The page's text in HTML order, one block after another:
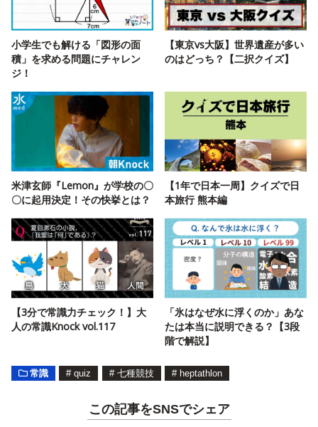
小学生でも解ける「図形の面
積」を求める問題にチャレン
ジ！
【東京vs大阪】世界遺産が多い
のはどっち？【二択クイズ】
米津玄師『Lemon』が学校の〇
〇に起用決定！その快挙とは？
【1年で日本一周】クイズで日
本旅行 熊本編
【3分で常識力チェック！】大
人の常識Knock vol.117
「氷はなぜ水に浮くのか」あな
たは本当に説明できる？【3段
階で解説】
常識 # quiz # 七種競技 # heptathlon
この記事をSNSでシェア